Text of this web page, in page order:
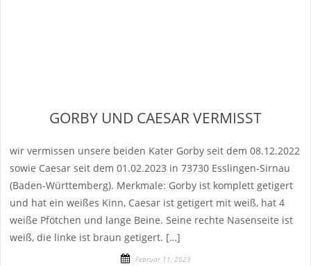
GORBY UND CAESAR VERMISST
wir vermissen unsere beiden Kater Gorby seit dem 08.12.2022
sowie Caesar seit dem 01.02.2023 in 73730 Esslingen-Sirnau
(Baden-Württemberg). Merkmale: Gorby ist komplett getigert
und hat ein weißes Kinn, Caesar ist getigert mit weiß, hat 4
weiße Pfötchen und lange Beine. Seine rechte Nasenseite ist
weiß, die linke ist braun getigert. […]
Februar 11, 2023